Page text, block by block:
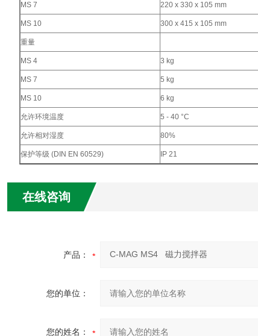
MS 7 220 x 330 x 105 mm
MS 10 300 x 415 x 105 mm
重量
MS 4 3 kg
MS 7 5 kg
MS 10 6 kg
允许环境温度 5 - 40 °C
允许相对湿度 80%
保护等级 (DIN EN 60529) IP 21
在线咨询
产品：
您的单位：
您的姓名：